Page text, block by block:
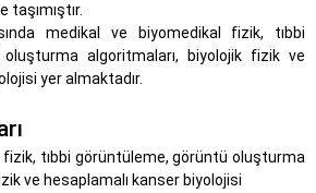
medikal ve biyomedikal fizik, tıbbi
algoritmaları, biyolojik fizik ve
yer almaktadır.
fizik, tıbbi görüntüleme, görüntü oluşturma
ve hesaplamalı kanser biyolojisi